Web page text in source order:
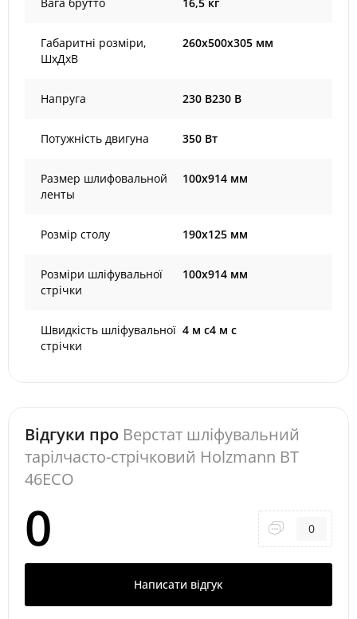
Габаритні розміри,
ШхДхВ
260х500х305 мм
Напруга 230 В230 В
Потужність двигуна 350 Вт
Размер шлифовальной
ленты
100x914 мм
Розмір столу 190x125 мм
Розміри шліфувальної
стрічки
100x914 мм
Швидкість шліфувальної
стрічки
4 м с4 м с
Відгуки про Верстат шліфувальний
тарілчасто-стрічковий Holzmann BT
46ECO
0 0
Написати відгук